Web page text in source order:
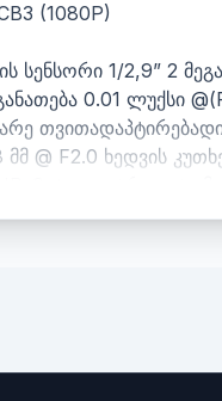
(1080P)
სენსორი 1/2,9” 2
0.01 ლუქსი
მმ @ F2.0 ხედვის